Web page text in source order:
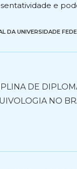
e
DA UNIVERSIDADE
DE
NO